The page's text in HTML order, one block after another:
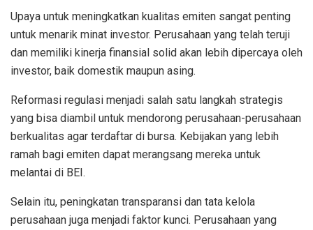
Upaya untuk meningkatkan kualitas emiten sangat penting
untuk menarik minat investor. Perusahaan yang telah teruji
dan memiliki kinerja finansial solid akan lebih dipercaya oleh
investor, baik domestik maupun asing.
Reformasi regulasi menjadi salah satu langkah strategis
yang bisa diambil untuk mendorong perusahaan-perusahaan
berkualitas agar terdaftar di bursa. Kebijakan yang lebih
ramah bagi emiten dapat merangsang mereka untuk
melantai di BEI.
Selain itu, peningkatan transparansi dan tata kelola
perusahaan juga menjadi faktor kunci. Perusahaan yang